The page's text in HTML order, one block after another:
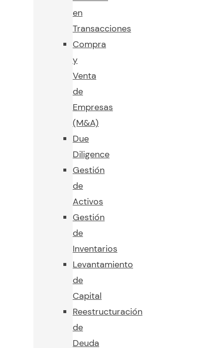
en
Transacciones
Compra
y
Venta
de
Empresas
(M&A)
Due
Diligence
Gestión
de
Activos
Gestión
de
Inventarios
Levantamiento
de
Capital
Reestructuración
de
Deuda